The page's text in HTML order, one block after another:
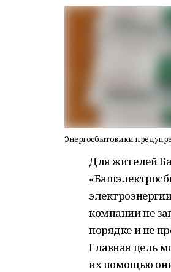
Энергосбытовики
Для жителей
компании не
порядке и не
Главная цель
их помощью они